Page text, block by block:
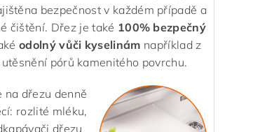
bezpečnost v každém případě a
čištění. Dřez je také 100% bezpečný
odolný vůči kyselinám například z
pórů kamenitého povrchu.
na dřezu denně
rozlité mléku,
dřezu